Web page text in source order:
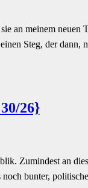
an meinem
Steg, der dann,
26}
Zumindest an
bunter,